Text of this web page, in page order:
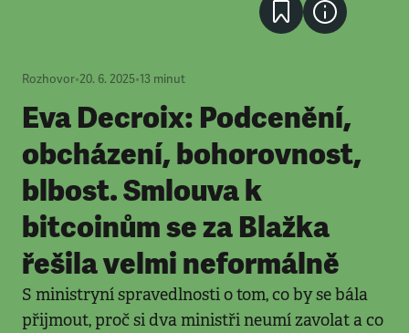
Rozhovor•20. 6. 2025•13 minut
Eva Decroix: Podcenění,
obcházení, bohorovnost,
blbost. Smlouva k
bitcoinům se za Blažka
řešila velmi neformálně
S ministryní spravedlnosti o tom, co by se bála
přijmout, proč si dva ministři neumí zavolat a co